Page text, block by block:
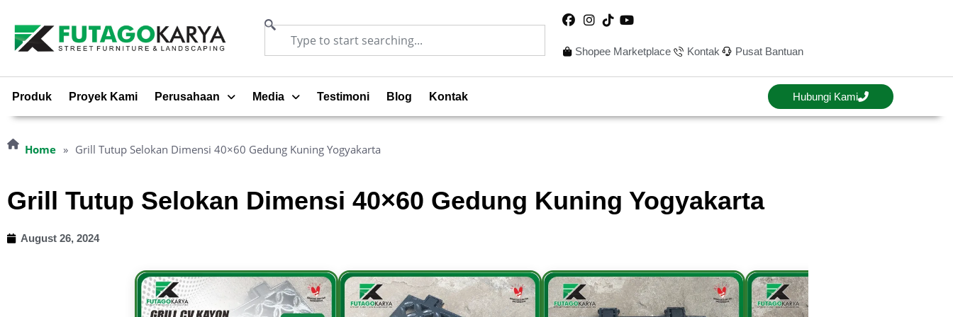
Shopee Marketplace Kontak Pusat Bantuan
Produk Proyek Kami Perusahaan Media Testimoni Blog Kontak Hubungi Kami
Home » Grill Tutup Selokan Dimensi 40×60 Gedung Kuning Yogyakarta
Grill Tutup Selokan Dimensi 40×60 Gedung Kuning Yogyakarta
August 26, 2024